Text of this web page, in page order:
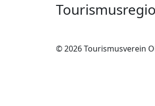
© 2026 Tourismusverein